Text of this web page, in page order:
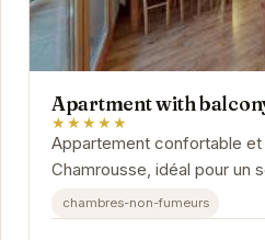
Apartment with
★★★★★
Appartement confortable et
Chamrousse, idéal pour un
chambres-non-fumeurs